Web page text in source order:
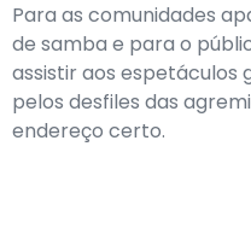
Para as comunidades
de samba e para o
assistir aos espetáculos
pelos desfiles das
endereço certo.